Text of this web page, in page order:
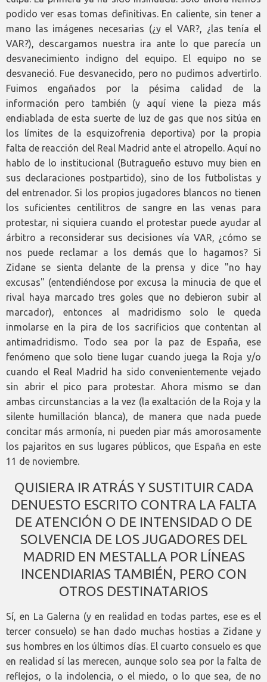
podido ver esas tomas definitivas. En caliente, sin tener a
mano las imágenes necesarias (¿y el VAR?, ¿las tenía el
VAR?), descargamos nuestra ira ante lo que parecía un
desvanecimiento indigno del equipo. El equipo no se
desvaneció. Fue desvanecido, pero no pudimos advertirlo.
Fuimos engañados por la pésima calidad de la
información pero también (y aquí viene la pieza más
endiablada de esta suerte de luz de gas que nos sitúa en
los límites de la esquizofrenia deportiva) por la propia
falta de reacción del Real Madrid ante el atropello. Aquí no
hablo de lo institucional (Butragueño estuvo muy bien en
sus declaraciones postpartido), sino de los futbolistas y
del entrenador. Si los propios jugadores blancos no tienen
los suficientes centilitros de sangre en las venas para
protestar, ni siquiera cuando el protestar puede ayudar al
árbitro a reconsiderar sus decisiones vía VAR, ¿cómo se
nos puede reclamar a los demás que lo hagamos? Si
Zidane se sienta delante de la prensa y dice "no hay
excusas" (entendiéndose por excusa la minucia de que el
rival haya marcado tres goles que no debieron subir al
marcador), entonces al madridismo solo le queda
inmolarse en la pira de los sacrificios que contentan al
antimadridismo. Todo sea por la paz de España, ese
fenómeno que solo tiene lugar cuando juega la Roja y/o
cuando el Real Madrid ha sido convenientemente vejado
sin abrir el pico para protestar. Ahora mismo se dan
ambas circunstancias a la vez (la exaltación de la Roja y la
silente humillación blanca), de manera que nada puede
concitar más armonía, ni pueden piar más amorosamente
los pajaritos en sus lugares públicos, que España en este
11 de noviembre.
QUISIERA IR ATRÁS Y SUSTITUIR CADA
DENUESTO ESCRITO CONTRA LA FALTA
DE ATENCIÓN O DE INTENSIDAD O DE
SOLVENCIA DE LOS JUGADORES DEL
MADRID EN MESTALLA POR LÍNEAS
INCENDIARIAS TAMBIÉN, PERO CON
OTROS DESTINATARIOS
Sí, en La Galerna (y en realidad en todas partes, ese es el
tercer consuelo) se han dado muchas hostias a Zidane y
sus hombres en los últimos días. El cuarto consuelo es que
en realidad sí las merecen, aunque solo sea por la falta de
reflejos, o la indolencia, o el miedo, o lo que sea, de no